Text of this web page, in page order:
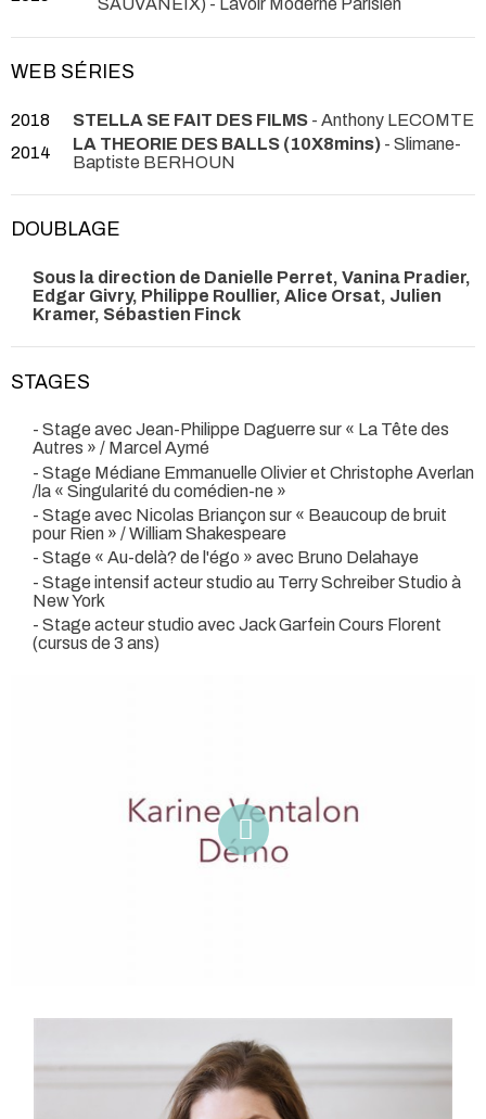
SAUVANEIX) - Lavoir Moderne Parisien
WEB SÉRIES
2018 STELLA SE FAIT DES FILMS - Anthony LECOMTE
2014
LA THEORIE DES BALLS (10X8mins) - Slimane-
Baptiste BERHOUN
DOUBLAGE
Sous la direction de Danielle Perret, Vanina Pradier,
Edgar Givry, Philippe Roullier, Alice Orsat, Julien
Kramer, Sébastien Finck
STAGES
- Stage avec Jean-Philippe Daguerre sur « La Tête des
Autres » / Marcel Aymé
- Stage Médiane Emmanuelle Olivier et Christophe Averlan
/la « Singularité du comédien-ne »
- Stage avec Nicolas Briançon sur « Beaucoup de bruit
pour Rien » / William Shakespeare
- Stage « Au-delà? de l'égo » avec Bruno Delahaye
- Stage intensif acteur studio au Terry Schreiber Studio à
New York
- Stage acteur studio avec Jack Garfein Cours Florent
(cursus de 3 ans)